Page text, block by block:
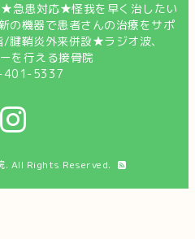
急患対応★怪我を早く治したい
の機器で患者さんの治療をサポ
鞘炎外来併設★ラジオ波、
を行える接骨院
401-5337
. All Rights Reserved.